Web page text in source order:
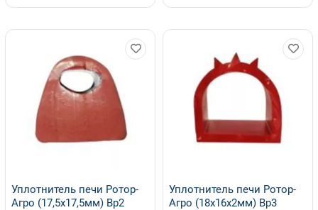
Уплотнитель печи Ротор-
Агро (17,5х17,5мм) Вр2
Уплотнитель печи Ротор-
Агро (18х16х2мм) Вр3